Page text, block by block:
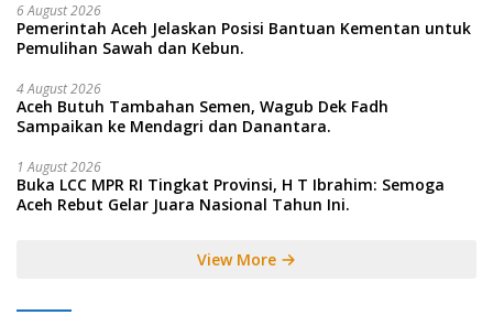
6 August 2026
Pemerintah Aceh Jelaskan Posisi Bantuan Kementan untuk
Pemulihan Sawah dan Kebun.
4 August 2026
Aceh Butuh Tambahan Semen, Wagub Dek Fadh
Sampaikan ke Mendagri dan Danantara.
1 August 2026
Buka LCC MPR RI Tingkat Provinsi, H T Ibrahim: Semoga
Aceh Rebut Gelar Juara Nasional Tahun Ini.
View More